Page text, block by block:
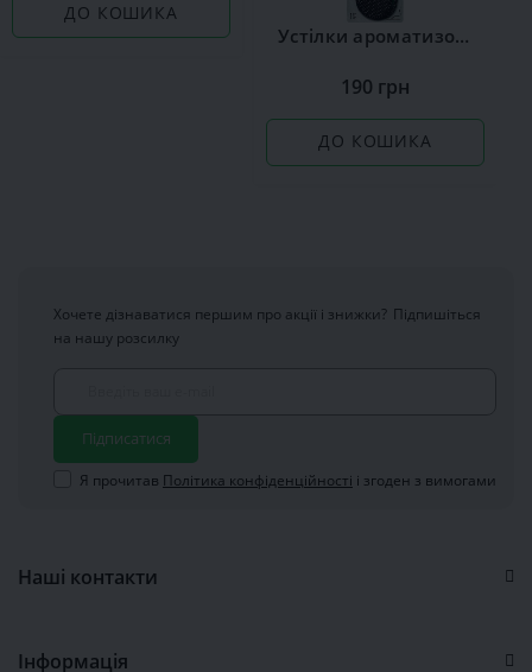
ДО КОШИКА
Устілки ароматизовані Сoccine Silver
190 грн
ДО КОШИКА
Хочете дізнаватися першим про акції і знижки? Підпишіться
на нашу розсилку
Підписатися
Я прочитав Політика конфіденційності і згоден з вимогами
Наші контакти
Інформація